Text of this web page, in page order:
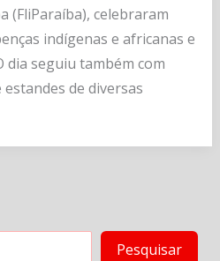
(FliParaíba), celebraram
indígenas e africanas e
seguiu também com
de diversas
Pesquisar